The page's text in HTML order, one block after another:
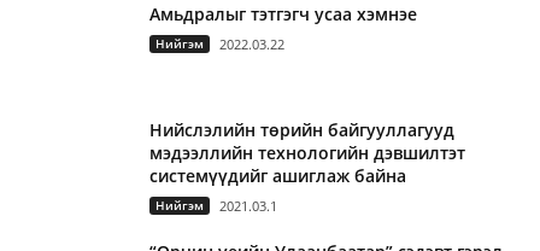
Амьдралыг тэтгэгч усаа хэмнэе
Нийгэм 2022.03.22
Нийслэлийн төрийн байгууллагууд
мэдээллийн технологийн дэвшилтэт
системүүдийг ашиглаж байна
Нийгэм 2021.03.1